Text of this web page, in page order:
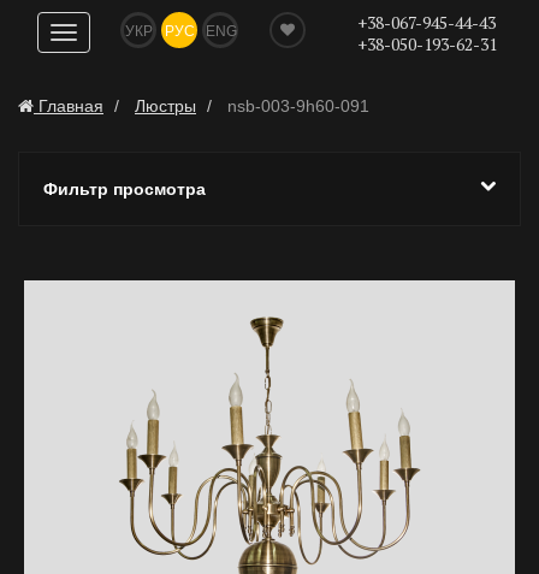
Показать
навигацию
УКР РУС ENG
+38-067-945-44-43
+38-050-193-62-31
Главная Люстры nsb-003-9h60-091
Фильтр просмотра